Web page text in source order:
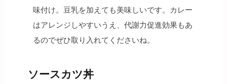
味付け。豆乳を加えても美味しいです。カレー
はアレンジしやすいうえ、代謝力促進効果もあ
るのでぜひ取り入れてくださいね。
ソースカツ丼